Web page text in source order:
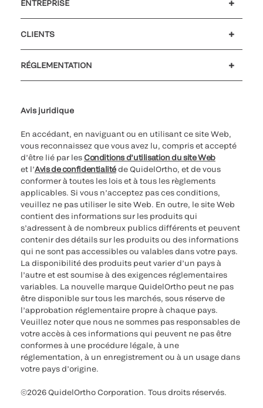
ENTREPRISE
CLIENTS
RÉGLEMENTATION
Avis juridique
En accédant, en naviguant ou en utilisant ce site Web,
vous reconnaissez que vous avez lu, compris et accepté
d’être lié par lesConditions d’utilisation du site Web
et l’Avis de confidentialitéde QuidelOrtho, et de vous
conformer à toutes les lois et à tous les règlements
applicables. Si vous n’acceptez pas ces conditions,
veuillez ne pas utiliser le site Web. En outre, le site Web
contient des informations sur les produits qui
s’adressent à de nombreux publics différents et peuvent
contenir des détails sur les produits ou des informations
qui ne sont pas accessibles ou valables dans votre pays.
La disponibilité des produits peut varier d’un pays à
l’autre et est soumise à des exigences réglementaires
variables. La nouvelle marque QuidelOrtho peut ne pas
être disponible sur tous les marchés, sous réserve de
l’approbation réglementaire propre à chaque pays.
Veuillez noter que nous ne sommes pas responsables de
votre accès à ces informations qui peuvent ne pas être
conformes à une procédure légale, à une
réglementation, à un enregistrement ou à un usage dans
votre pays d’origine.
©2026 QuidelOrtho Corporation. Tous droits réservés.